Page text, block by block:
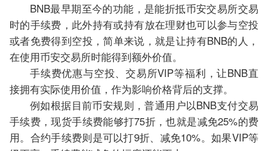
BNB最早期至今的功能，是能折抵币安交易所交易
时的手续费，此外持有或持有放在理财也可以参与空投
或者免费得到空投，简单来说，就是让持有BNB的人，
在使用币安交易所时能得到额外价值。
手续费优惠与空投、交易所VIP等福利，让BNB直
接拥有实际使用价值，作为影响价格背后的支撑。
例如根据目前币安规则，普通用户以BNB支付交易
手续费，现货手续费能够打75折，也就是减免25%的费
用。合约手续费则是可以打9折、减免10%。如果VIP等